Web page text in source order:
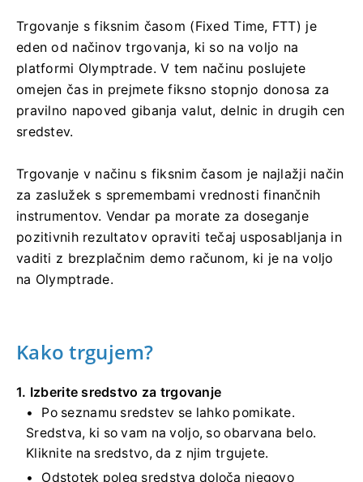
Trgovanje s fiksnim časom (Fixed Time, FTT) je
eden od načinov trgovanja, ki so na voljo na
platformi Olymptrade. V tem načinu poslujete
omejen čas in prejmete fiksno stopnjo donosa za
pravilno napoved gibanja valut, delnic in drugih cen
sredstev.
Trgovanje v načinu s fiksnim časom je najlažji način
za zaslužek s spremembami vrednosti finančnih
instrumentov. Vendar pa morate za doseganje
pozitivnih rezultatov opraviti tečaj usposabljanja in
vaditi z brezplačnim demo računom, ki je na voljo
na Olymptrade.
Kako trgujem?
1. Izberite sredstvo za trgovanje
Po seznamu sredstev se lahko pomikate.
Sredstva, ki so vam na voljo, so obarvana belo.
Kliknite na sredstvo, da z njim trgujete.
Odstotek poleg sredstva določa njegovo